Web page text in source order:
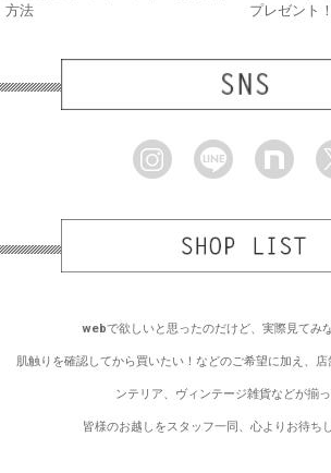
方法
プレゼント！
webで欲しいと思ったのだけど、実際見てみ
肌触りを確認してから買いたい！などのご希望に加え、
ンテリア、ヴィンテージ雑貨などが揃
皆様のお越しをスタッフ一同、心よりお待ち